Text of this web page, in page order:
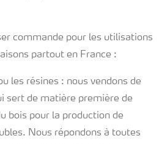
commande pour les utilisations
partout en France :
les résines : nous vendons de
sert de matière première de
bois pour la production de
Nous répondons à toutes